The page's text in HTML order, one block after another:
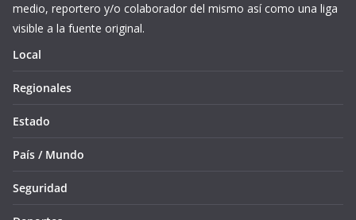
medio, reportero y/o colaborador del mismo así como una liga
visible a la fuente original.
Local
Regionales
Estado
País / Mundo
Seguridad